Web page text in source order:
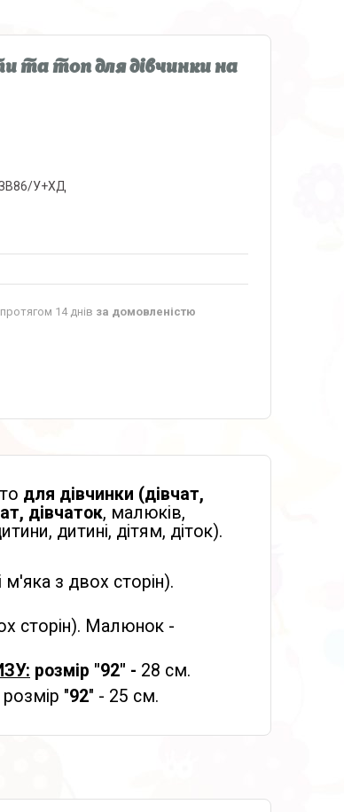
та топ для дівчинки на
У+ХД
14 днів за домовленістю
для дівчинки (дівчат,
дівчаток, малюків,
дитині, дітям, діток).
м'яка з двох сторін).
сторін). Малюнок -
розмір "92" - 28 см.
розмір "92" - 25 см.